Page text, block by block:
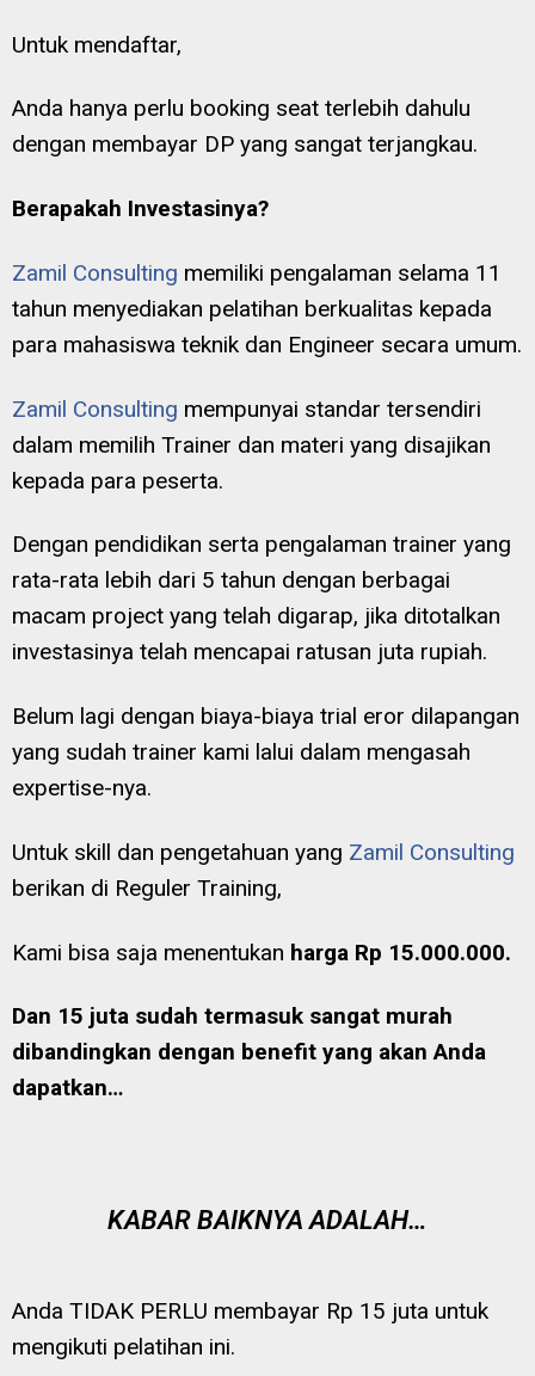
Untuk mendaftar,
Anda hanya perlu booking seat terlebih dahulu
dengan membayar DP yang sangat terjangkau.
Berapakah Investasinya?
Zamil Consulting memiliki pengalaman selama 11
tahun menyediakan pelatihan berkualitas kepada
para mahasiswa teknik dan Engineer secara umum.
Zamil Consulting mempunyai standar tersendiri
dalam memilih Trainer dan materi yang disajikan
kepada para peserta.
Dengan pendidikan serta pengalaman trainer yang
rata-rata lebih dari 5 tahun dengan berbagai
macam project yang telah digarap, jika ditotalkan
investasinya telah mencapai ratusan juta rupiah.
Belum lagi dengan biaya-biaya trial eror dilapangan
yang sudah trainer kami lalui dalam mengasah
expertise-nya.
Untuk skill dan pengetahuan yang Zamil Consulting
berikan di Reguler Training,
Kami bisa saja menentukan harga Rp 15.000.000.
Dan 15 juta sudah termasuk sangat murah
dibandingkan dengan benefit yang akan Anda
dapatkan…
KABAR BAIKNYA ADALAH…
Anda TIDAK PERLU membayar Rp 15 juta untuk
mengikuti pelatihan ini.